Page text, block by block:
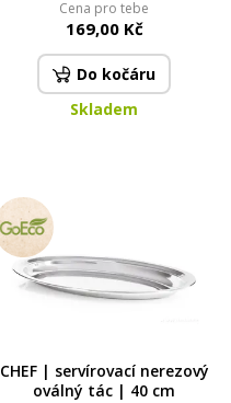
náhradní návlek ZDARMA
Cena pro tebe
169,00 Kč
Do kočáru
Skladem
CHEF | servírovací nerezový
oválný tác | 40 cm